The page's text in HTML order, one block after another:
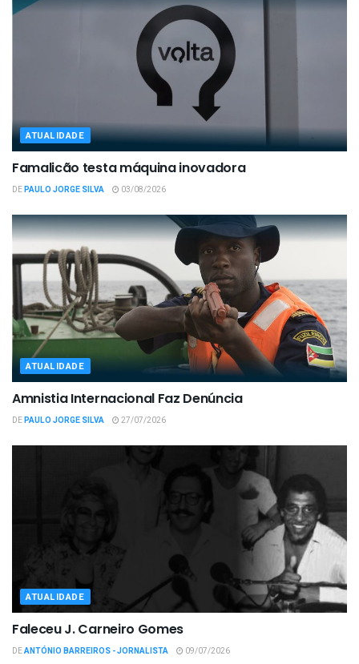
ATUALIDADE
Famalicão testa máquina inovadora
DEPAULO JORGE SILVA 03/08/2026
ATUALIDADE
Amnistia Internacional Faz Denúncia
DEPAULO JORGE SILVA 27/07/2026
ATUALIDADE
Faleceu J. Carneiro Gomes
DEANTÓNIO BARREIROS - JORNALISTA 09/07/2026